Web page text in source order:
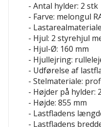
- Antal hylder: 2 stk
- Farve: melongul
-
- Hjul: 2 styrehjul
- Hjul-Ø: 160 mm
- Hjullejring:
- Udførelse af
- Stelmateriale:
- Højder på hylder:
- Højde: 855 mm
- Lastfladens
- Lastfladens